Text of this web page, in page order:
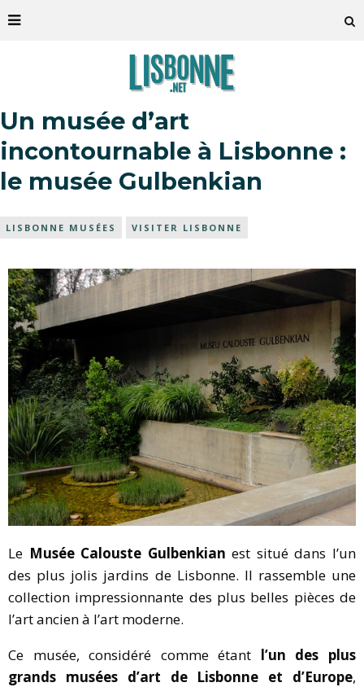
Un musée d’art
incontournable à Lisbonne :
le musée Gulbenkian
LISBONNE MUSÉES VISITER LISBONNE
Le Musée Calouste Gulbenkian est situé dans l’un
des plus jolis jardins de Lisbonne. Il rassemble une
collection impressionnante des plus belles pièces de
l’art ancien à l’art moderne.
Ce musée, considéré comme étant l’un des plus
grands musées d’art de Lisbonne et d’Europe,